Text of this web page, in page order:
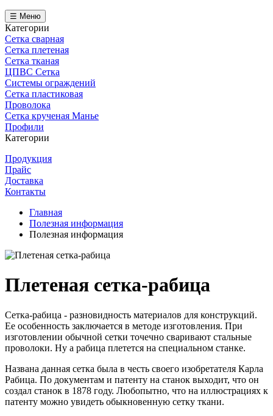
☰ Меню
Категории
Сетка сварная
Сетка плетеная
Сетка тканая
ЦПВС Сетка
Системы ограждений
Сетка пластиковая
Проволока
Сетка крученая Манье
Профили
Категории
Продукция
Прайс
Доставка
Контакты
Главная
Полезная информация
Полезная информация
Плетеная сетка-рабица
Сетка-рабица - разновидность материалов для конструкций.
Ее особенность заключается в методе изготовления. При
изготовлении обычной сетки точечно сваривают стальные
проволоки. Ну а рабица плетется на специальном станке.
Названа данная сетка была в честь своего изобретателя Карла
Рабица. По документам и патенту на станок выходит, что он
создал станок в 1878 году. Любопытно, что на иллюстрациях к
патенту можно увидеть обыкновенную сетку ткани.